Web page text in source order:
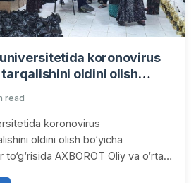
koronovirus
oldini olish
choralar
read
koronovirus
oldini olish bo‘yicha
AXBOROT Oliy va o‘rta